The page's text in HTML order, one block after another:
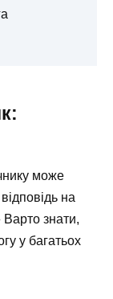
може
на
знати,
у багатьох